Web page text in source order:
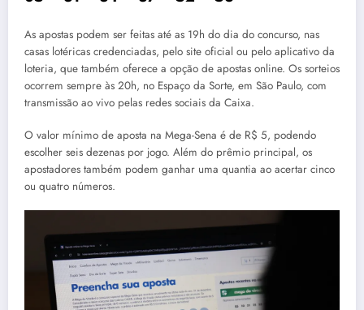
As apostas podem ser feitas até as 19h do dia do concurso, nas
casas lotéricas credenciadas, pelo site oficial ou pelo aplicativo da
loteria, que também oferece a opção de apostas online. Os sorteios
ocorrem sempre às 20h, no Espaço da Sorte, em São Paulo, com
transmissão ao vivo pelas redes sociais da Caixa.
O valor mínimo de aposta na Mega-Sena é de R$ 5, podendo
escolher seis dezenas por jogo. Além do prêmio principal, os
apostadores também podem ganhar uma quantia ao acertar cinco
ou quatro números.